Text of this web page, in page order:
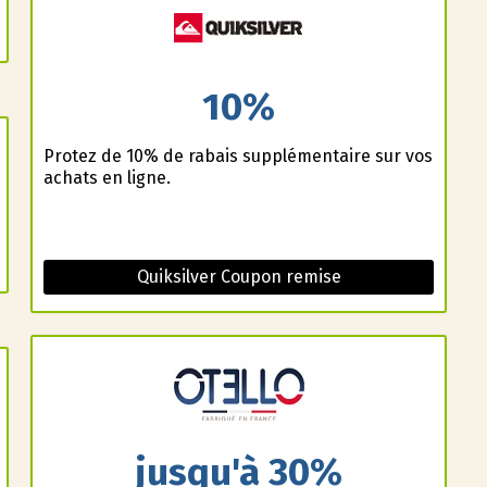
10%
Profitez de 10% de rabais supplémentaire sur vos
achats en ligne.
Quiksilver Coupon remise
jusqu'à 30%